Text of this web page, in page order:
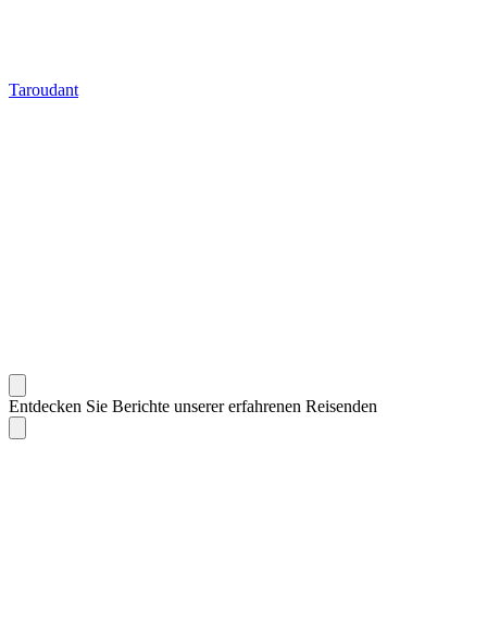
Taroudant
Entdecken Sie Berichte unserer erfahrenen Reisenden